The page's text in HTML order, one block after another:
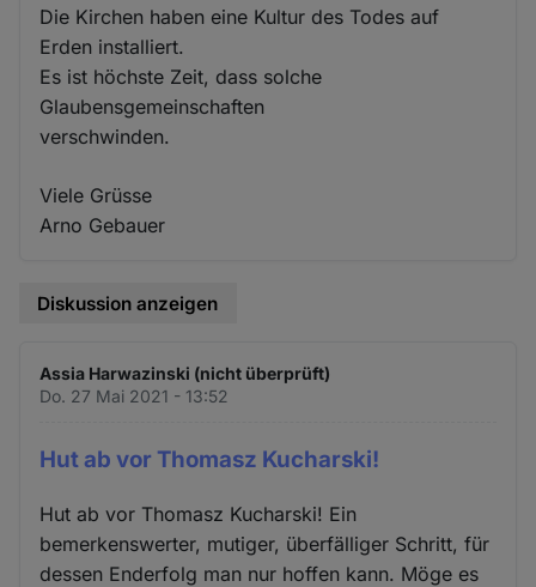
Die Kirchen haben eine Kultur des Todes auf
Erden installiert.
Es ist höchste Zeit, dass solche
Glaubensgemeinschaften
verschwinden.
Viele Grüsse
Arno Gebauer
Diskussion anzeigen
Assia Harwazinski (nicht überprüft)
Do. 27 Mai 2021 - 13:52
Hut ab vor Thomasz Kucharski!
Hut ab vor Thomasz Kucharski! Ein
bemerkenswerter, mutiger, überfälliger Schritt, für
dessen Enderfolg man nur hoffen kann. Möge es